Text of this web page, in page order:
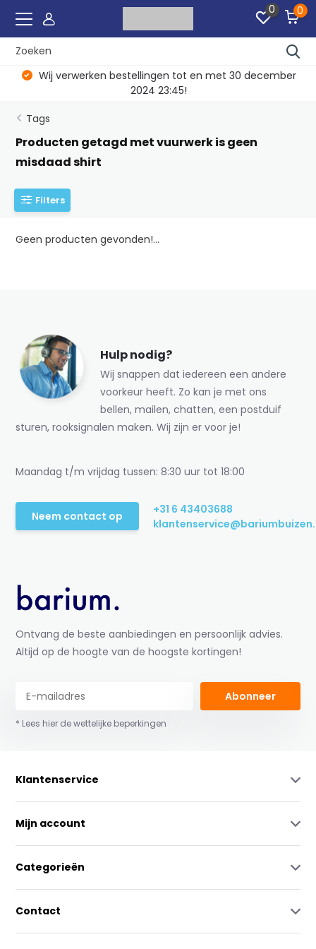
0 0
Wij verwerken bestellingen tot en met 30 december
2024 23:45!
Tags
Producten getagd met vuurwerk is geen
misdaad shirt
Filters
Geen producten gevonden!...
Hulp nodig?
Wij snappen dat iedereen een andere
voorkeur heeft. Zo kan je met ons
bellen, mailen, chatten, een postduif
sturen, rooksignalen maken. Wij zijn er voor je!
Maandag t/m vrijdag tussen: 8:30 uur tot 18:00
Neem contact op
+31 6 43403688
Ontvang de beste aanbiedingen en persoonlijk advies.
Altijd op de hoogte van de hoogste kortingen!
Abonneer
* Lees hier de wettelijke beperkingen
Klantenservice
Mijn account
Categorieën
Contact